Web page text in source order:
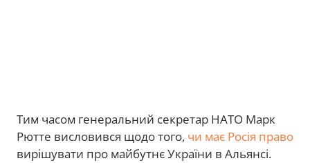
Тим часом генеральний секретар НАТО Марк
Рютте висловився щодо того, чи має Росія право
вирішувати про майбутнє України в Альянсі.